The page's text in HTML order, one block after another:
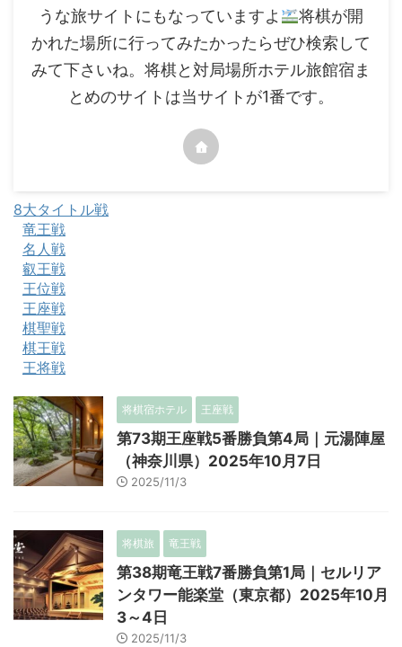
うな旅サイトにもなっていますよ
将棋が開
かれた場所に行ってみたかったらぜひ検索して
みて下さいね。将棋と対局場所ホテル旅館宿ま
とめのサイトは当サイトが1番です。
8大タイトル戦
竜王戦
名人戦
叡王戦
王位戦
王座戦
棋聖戦
棋王戦
王将戦
将棋宿ホテル 王座戦
第73期王座戦5番勝負第4局｜元湯陣屋
（神奈川県）2025年10月7日
2025/11/3
将棋旅 竜王戦
第38期竜王戦7番勝負第1局｜セルリア
ンタワー能楽堂（東京都）2025年10月
3～4日
2025/11/3